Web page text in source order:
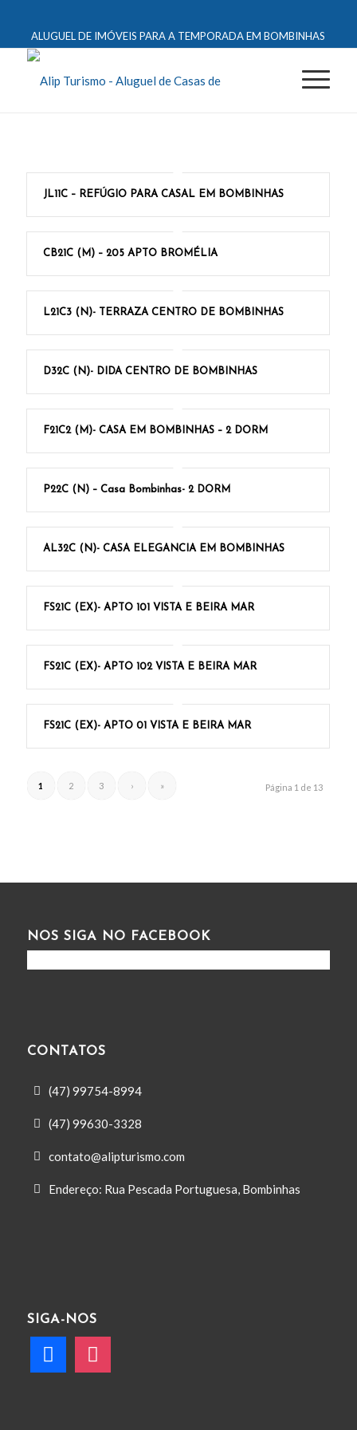
ALUGUEL DE IMÓVEIS PARA A TEMPORADA EM BOMBINHAS
JL11C – REFÚGIO PARA CASAL EM BOMBINHAS
CB21C (M) – 205 APTO BROMÉLIA
L21C3 (N)- TERRAZA CENTRO DE BOMBINHAS
D32C (N)- DIDA CENTRO DE BOMBINHAS
F21C2 (M)- CASA EM BOMBINHAS – 2 DORM
P22C (N) – Casa Bombinhas- 2 DORM
AL32C (N)- CASA ELEGANCIA EM BOMBINHAS
FS21C (EX)- APTO 101 VISTA E BEIRA MAR
FS21C (EX)- APTO 102 VISTA E BEIRA MAR
FS21C (EX)- APTO 01 VISTA E BEIRA MAR
Página 1 de 13
1 2 3 › »
NOS SIGA NO FACEBOOK
CONTATOS
(47) 99754-8994
(47) 99630-3328
contato@alipturismo.com
Endereço: Rua Pescada Portuguesa, Bombinhas
SIGA-NOS